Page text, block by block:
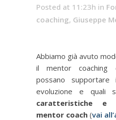
Posted at 11:23h in
coaching, Giuseppe
Abbiamo già avuto
il mentor coaching
possano
evoluzione e quali
caratteristiche e
mentor coach (vai